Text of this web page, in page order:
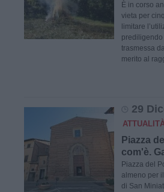
È in corso
vieta per
limitare
trasmessa
merito al
29
Piazza
com'è.
Piazza del
almeno per
di San